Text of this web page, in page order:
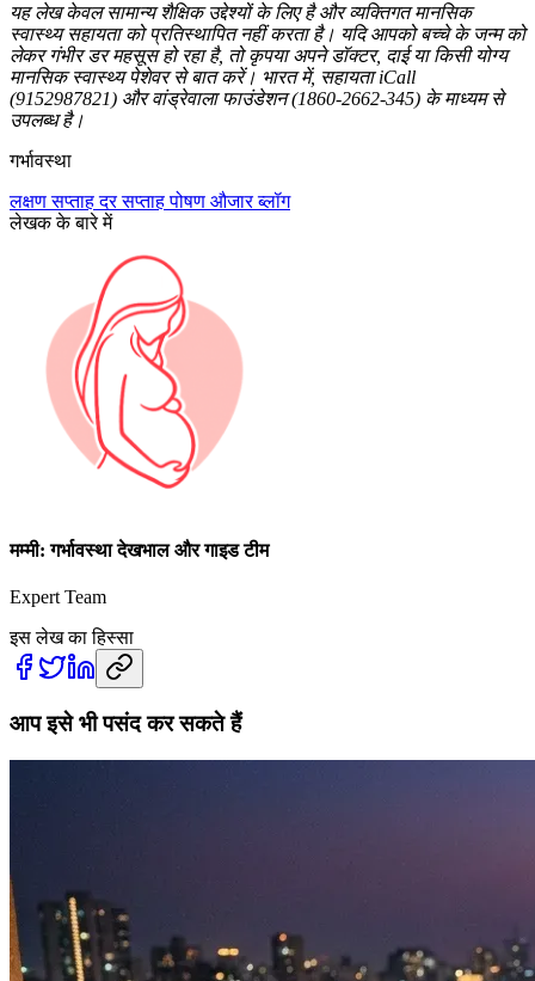
यह लेख केवल सामान्य शैक्षिक उद्देश्यों के लिए है और व्यक्तिगत मानसिक
स्वास्थ्य सहायता को प्रतिस्थापित नहीं करता है। यदि आपको बच्चे के जन्म को
लेकर गंभीर डर महसूस हो रहा है, तो कृपया अपने डॉक्टर, दाई या किसी योग्य
मानसिक स्वास्थ्य पेशेवर से बात करें। भारत में, सहायता iCall
(9152987821) और वांड्रेवाला फाउंडेशन (1860-2662-345) के माध्यम से
उपलब्ध है।
गर्भावस्था
लक्षणसप्ताह दर सप्ताहपोषण औजारब्लॉग
लेखक के बारे में
मम्मी: गर्भावस्था देखभाल और गाइड टीम
Expert Team
इस लेख का हिस्सा
आप इसे भी पसंद कर सकते हैं